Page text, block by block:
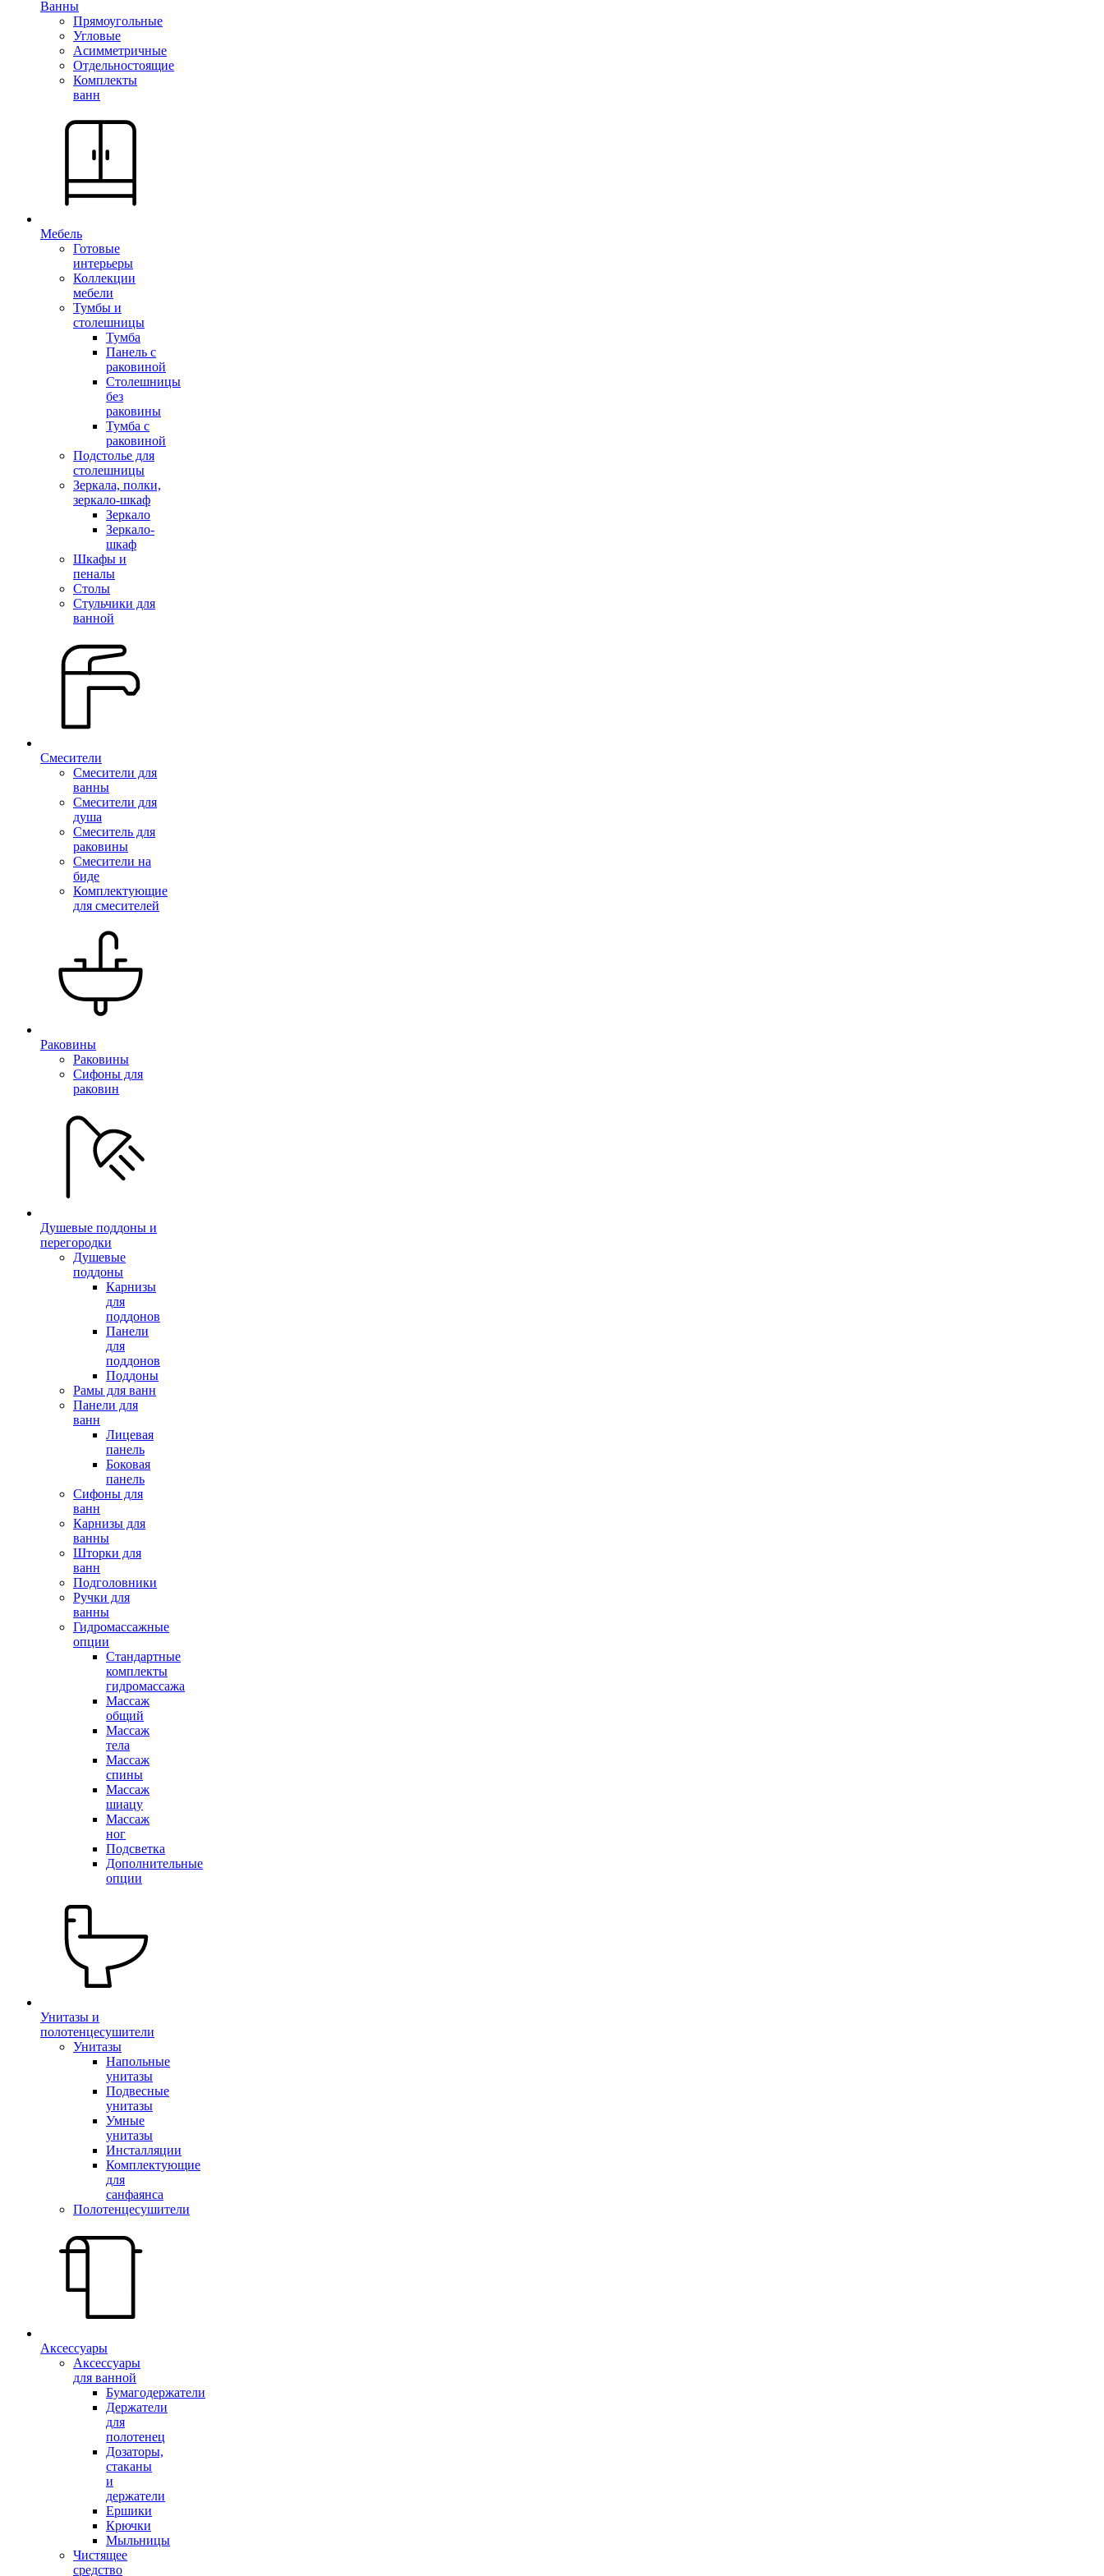
Ванны
Прямоугольные
Угловые
Асимметричные
Отдельностоящие
Комплекты
ванн
Мебель
Готовые
интерьеры
Коллекции
мебели
Тумбы и
столешницы
Тумба
Панель с
раковиной
Столешницы
без
раковины
Тумба с
раковиной
Подстолье для
столешницы
Зеркала, полки,
зеркало-шкаф
Зеркало
Зеркало-
шкаф
Шкафы и
пеналы
Столы
Стульчики для
ванной
Смесители
Смесители для
ванны
Смесители для
душа
Смеситель для
раковины
Смесители на
биде
Комплектующие
для смесителей
Раковины
Раковины
Сифоны для
раковин
Душевые поддоны и
перегородки
Душевые
поддоны
Карнизы
для
поддонов
Панели
для
поддонов
Поддоны
Рамы для ванн
Панели для
ванн
Лицевая
панель
Боковая
панель
Сифоны для
ванн
Карнизы для
ванны
Шторки для
ванн
Подголовники
Ручки для
ванны
Гидромассажные
опции
Стандартные
комплекты
гидромассажа
Массаж
общий
Массаж
тела
Массаж
спины
Массаж
шиацу
Массаж
ног
Подсветка
Дополнительные
опции
Унитазы и
полотенцесушители
Унитазы
Напольные
унитазы
Подвесные
унитазы
Умные
унитазы
Инсталляции
Комплектующие
для
санфаянса
Полотенцесушители
Аксессуары
Аксессуары
для ванной
Бумагодержатели
Держатели
для
полотенец
Дозаторы,
стаканы
и
держатели
Ершики
Крючки
Мыльницы
Чистящее
средство